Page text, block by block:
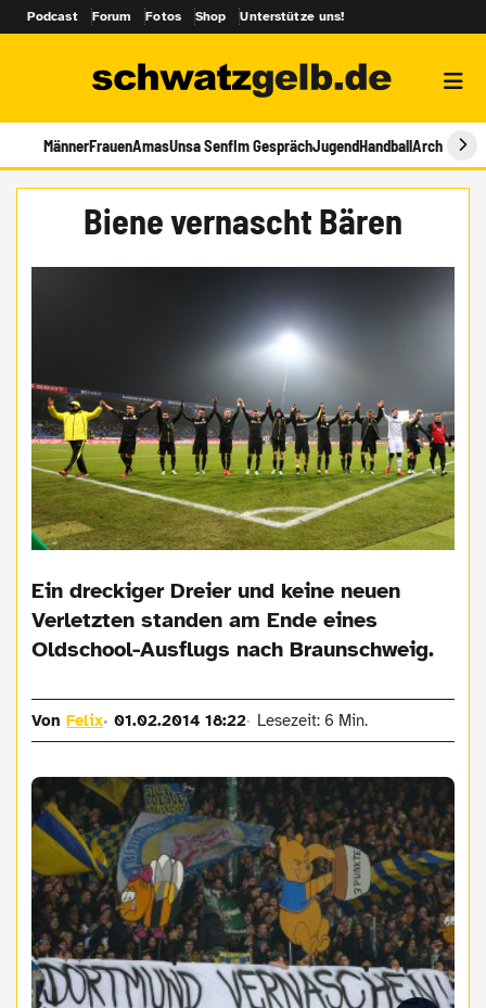
Podcast Forum Fotos Shop Unterstütze uns!
MännerFrauenAmasUnsa SenfIm GesprächJugendHandballArchiv
Biene vernascht Bären
Ein dreckiger Dreier und keine neuen
Verletzten standen am Ende eines
Oldschool-Ausflugs nach Braunschweig.
VonFelix 01.02.2014 18:22 Lesezeit: 6 Min.